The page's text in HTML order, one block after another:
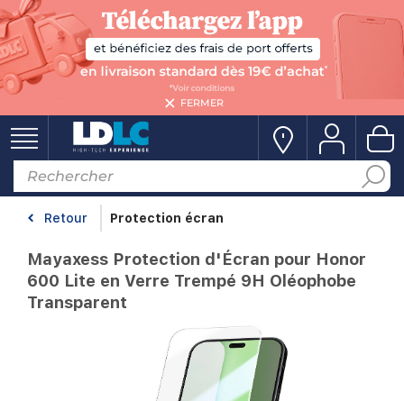
FERMER
Retour Protection écran
Mayaxess Protection d'Écran pour Honor
600 Lite en Verre Trempé 9H Oléophobe
Transparent